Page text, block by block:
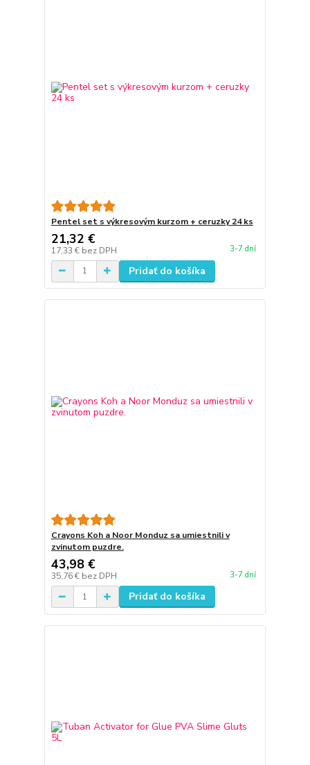
Pentel set s výkresovým kurzom + ceruzky 24 ks
21,32 €
17,33 € bez DPH 3-7 dní
Pridať do košíka
Crayons Koh a Noor Monduz sa umiestnili v
zvinutom puzdre.
43,98 €
35,76 € bez DPH 3-7 dní
Pridať do košíka